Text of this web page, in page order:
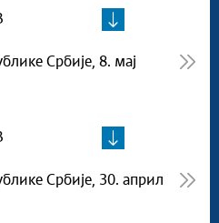
Србије, 8. мај
Србије, 30. април